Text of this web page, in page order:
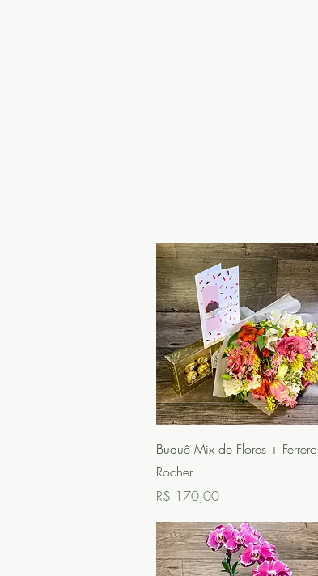
Visualização rápida
Buquê Mix de Flores + Ferrero
Rocher
Preço
R$ 170,00